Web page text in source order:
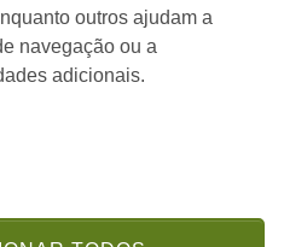
outros ajudam a
navegação ou a
adicionais.